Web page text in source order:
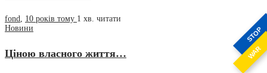
STOP
WAR
fond 10 років тому 1 хв. читати
Новини
Ціною власного життя…